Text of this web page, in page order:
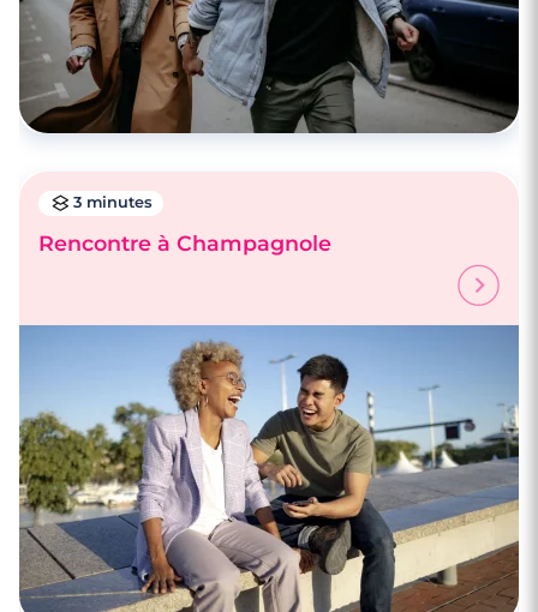
Premier coup de fil : les questions à éviter
3 minutes
Rencontre à Champagnole